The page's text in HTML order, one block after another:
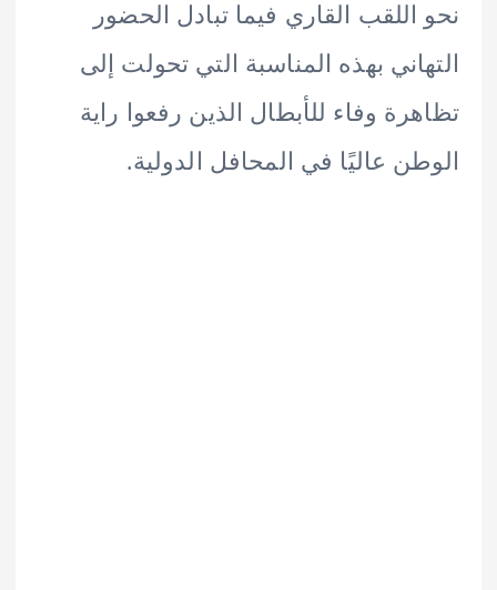
القاري فيما تبادل الحضور
بهذه المناسبة التي تحولت إلى
وفاء للأبطال الذين رفعوا راية
عاليًا في المحافل الدولية.